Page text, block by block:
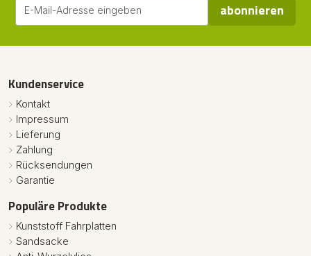
abonnieren
Kundenservice
Kontakt
Impressum
Lieferung
Zahlung
Rücksendungen
Garantie
Populäre Produkte
Kunststoff Fahrplatten
Sandsacke